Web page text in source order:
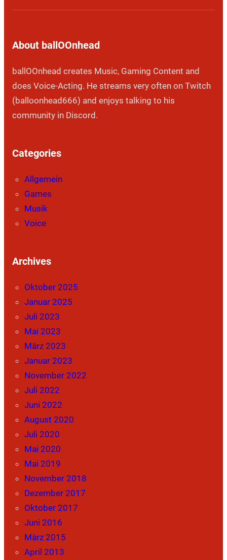
About ballOOnhead
ballOOnhead creates Music, Gaming Content and
does Voice-Acting. He streams very often on Twitch
(balloonhead666) and enjoys talking to his
community in Discord.
Categories
Allgemein
Games
Musik
Voice
Archives
Oktober 2025
Januar 2025
Juli 2023
Mai 2023
März 2023
Januar 2023
November 2022
Juli 2022
Juni 2022
August 2020
Juli 2020
Mai 2020
Mai 2019
November 2018
Dezember 2017
Oktober 2017
Juni 2016
März 2015
April 2013